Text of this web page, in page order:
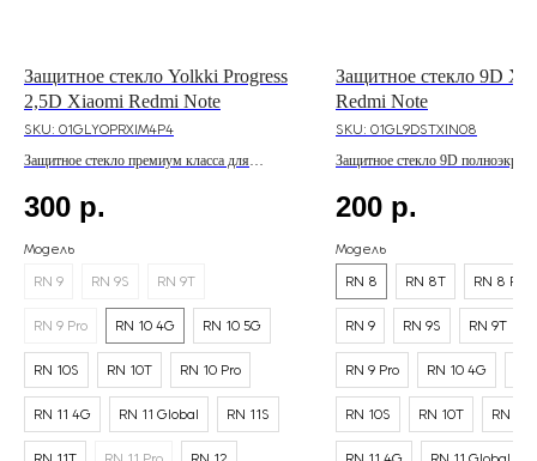
Защитное стекло Yolkki Progress
2,5D Xiaomi Redmi Note
SKU: 01GLYOPRXIM4P4
Защитное стекло премиум класса для
300 р.
Модель
RN 9
RN 9S RN 9T
RN 9 Pro RN 10 4G RN 10 5G
RN 10S RN 10T RN 10 Pro
RN 11 4G RN 11 Global RN 11S
Защитное стекло 9D
Redmi Note
SKU: 01GL9DSTXIN08
Защитное стекло 9D
200 р.
Модель
RN 8
RN 8T RN 8 Pro
RN 9 RN 9S RN 9T
RN 9 Pro RN 10 4G
RN 10S RN 10T RN 10